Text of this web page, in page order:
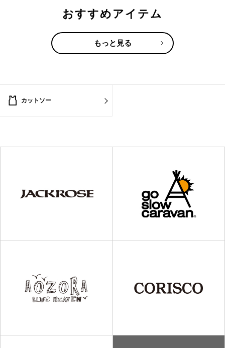
おすすめアイテム
もっと見る
カットソー